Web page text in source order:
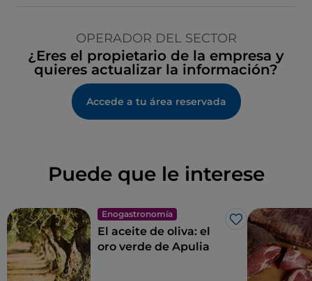
OPERADOR DEL SECTOR
¿Eres el propietario de la empresa y
quieres actualizar la información?
Accede a tu área reservada
Puede que le interese
Enogastronomía
Me gusta
El aceite de oliva: el
oro verde de Apulia